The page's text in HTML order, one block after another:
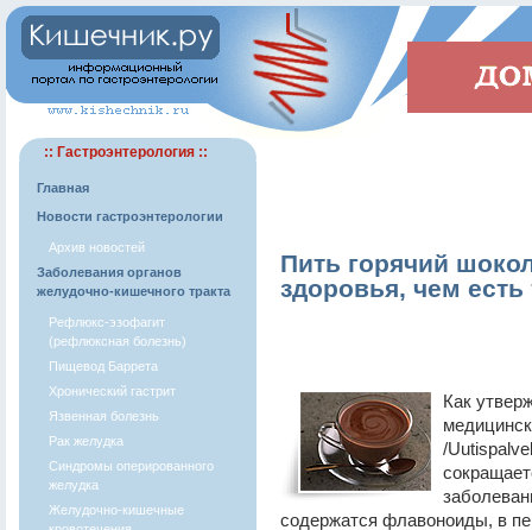
:: Гастроэнтерология ::
Главная
Новости гастроэнтерологии
Архив новостей
Заболевания органов
желудочно-кишечного тракта
Рефлюкс-эзофагит
(рефлюксная болезнь)
Пищевод Баррета
Хронический гастрит
Язвенная болезнь
Рак желудка
Синдромы оперированного
желудка
Желудочно-кишечные
Пить горячий
здоровья, чем
Как
/
содержатся флавоноиды, в